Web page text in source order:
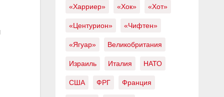
«Харриер» «Хок» «Хот»
«Центурион» «Чифтен»
«Ягуар» Великобритания
Израиль Италия НАТО
США ФРГ Франция